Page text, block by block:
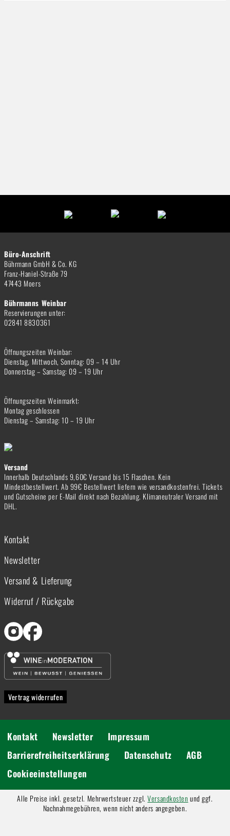
Büro-Anschrift
Bührmann GmbH & Co. KG
Franz-Haniel-Straße 79
47443 Moers
Bührmanns Weinbar
Reservierungen unter:
02841 8830361
Öffnungszeiten Weinbar:
Dienstag, Mittwoch, Sonntag: 09 – 14 Uhr
Donnerstag – Samstag: 09 – 19 Uhr
Öffnungszeiten Weinmarkt:
Montag geschlossen
Dienstag – Samstag: 10 – 19 Uhr
Versand
Innerhalb Deutschlands 9,60€ Versand bis 15 Flaschen. Kein
Mindestbestellwert. Ab 99€ Bestellwert liefern wie versandkostenfrei. Tickets
und Gutscheine per E-Mail direkt nach Bezahlung. Klimaneutraler Versand mit
DHL.
Kontakt
Newsletter
Versand & Lieferung
Widerruf / Rückgabe
Vertrag widerrufen
Kontakt Newsletter
Impressum
Barrierefreiheitserklärung
Datenschutz
AGB
Cookieeinstellungen
Alle Preise inkl. gesetzl. Mehrwertsteuer zzgl.Versandkosten und ggf.
Nachnahmegebühren, wenn nicht anders angegeben.